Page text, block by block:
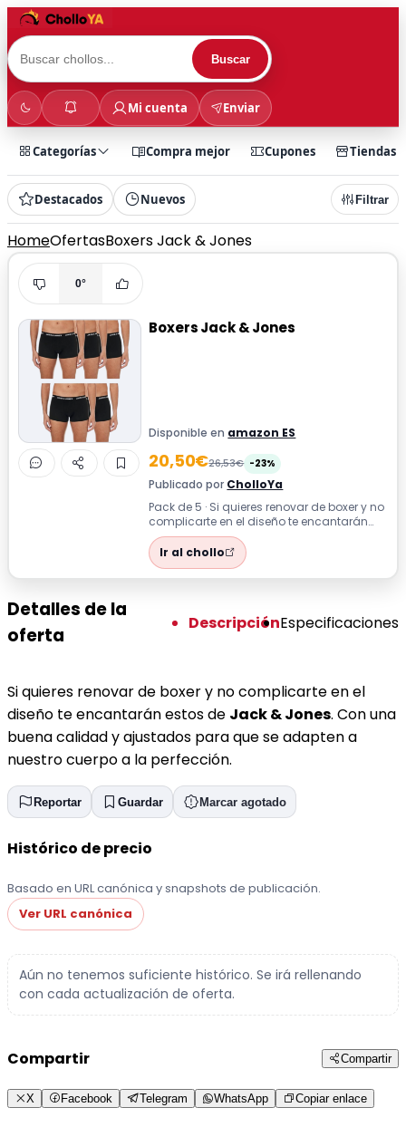
Buscar
Mi cuenta Enviar
Categorías Compra mejor Cupones Tiendas
Destacados Nuevos Filtrar
HomeOfertasBoxers Jack & Jones
0°
Boxers Jack & Jones
Disponible en amazon ES
20,50€26,53€ -23%
Publicado por CholloYa
Pack de 5 · Si quieres renovar de boxer y no
complicarte en el diseño te encantarán
estos de Jack & Jones. Con una bu...
Ir al chollo
Detalles de la
oferta
DescripciónEspecificaciones
Si quieres renovar de boxer y no complicarte en el
diseño te encantarán estos de Jack & Jones. Con una
buena calidad y ajustados para que se adapten a
nuestro cuerpo a la perfección.
Reportar Guardar Marcar agotado
Histórico de precio
Basado en URL canónica y snapshots de publicación.
Ver URL canónica
Aún no tenemos suficiente histórico. Se irá rellenando
con cada actualización de oferta.
Compartir Compartir
X Facebook Telegram WhatsApp Copiar enlace